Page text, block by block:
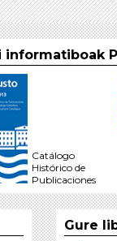
Catálogo
Histórico de
Publicaciones
Gure